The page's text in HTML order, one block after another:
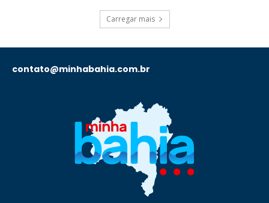
Carregar mais
contato@minhabahia.com.br